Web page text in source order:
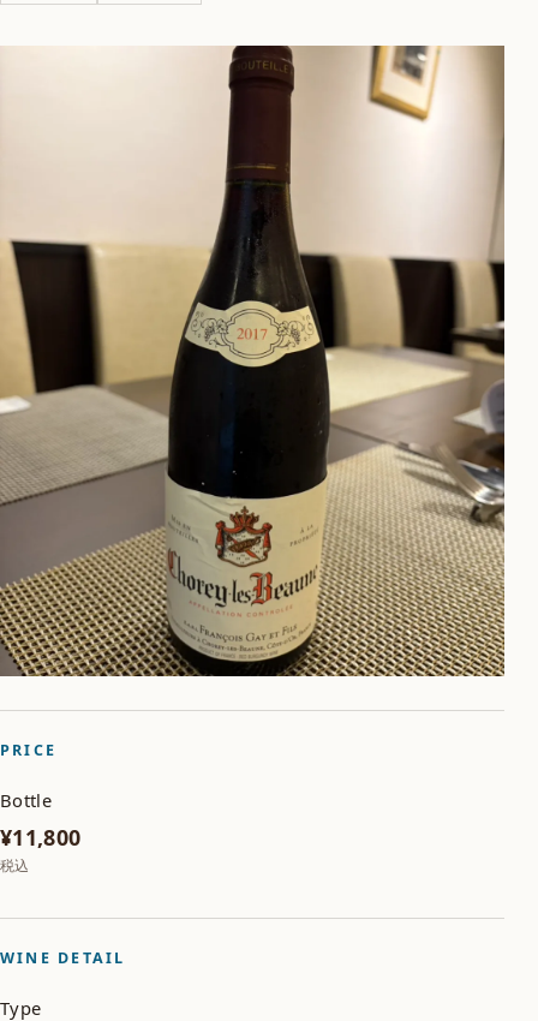
PRICE
Bottle
¥11,800
税込
WINE DETAIL
Type